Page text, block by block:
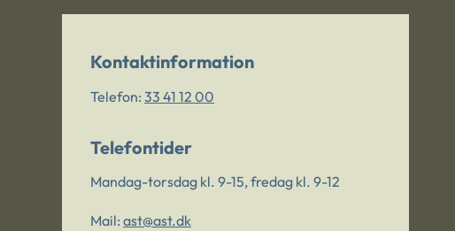
Kontaktinformation
Telefon: 33 41 12 00
Telefontider
Mandag-torsdag kl. 9-15, fredag kl. 9-12
Mail: ast@ast.dk